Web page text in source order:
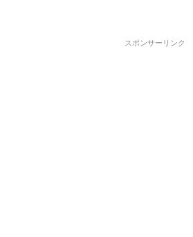
スポンサーリンク